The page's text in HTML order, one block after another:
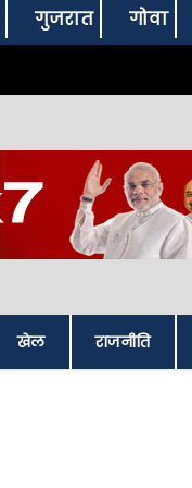
गुजरात गोवा
खेल राजनीति